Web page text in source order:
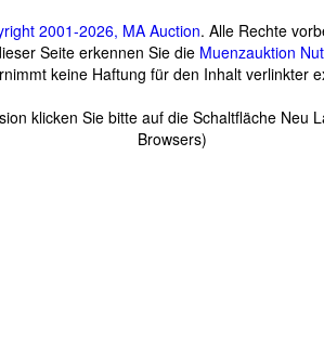
2001-2026, MA Auction. Alle Rechte
Seite erkennen Sie die Muenzauktion
keine Haftung für den Inhalt verlinkter
klicken Sie bitte auf die Schaltfläche Neu
Browsers)